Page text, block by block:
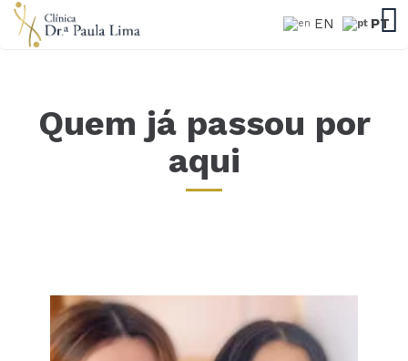
Quem já passou por
aqui
EN PT